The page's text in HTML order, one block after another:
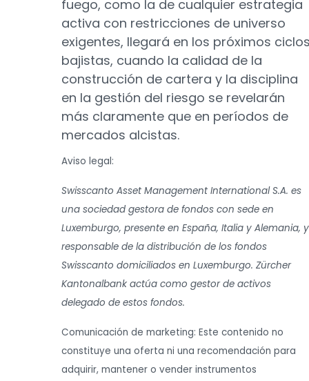
fuego, como la de cualquier estrategia
activa con restricciones de universo
exigentes, llegará en los próximos
bajistas, cuando la calidad de la
construcción de cartera y la disciplina
en la gestión del riesgo se revelarán
más claramente que en períodos de
mercados alcistas.
Aviso legal:
Swisscanto Asset Management International S.A. es
una sociedad gestora de fondos con sede en
Luxemburgo, presente en España, Italia y Alemania, y
responsable de la distribución de los fondos
Swisscanto domiciliados en Luxemburgo. Zürcher
Kantonalbank actúa como gestor de activos
delegado de estos fondos.
Comunicación de marketing: Este contenido no
constituye una oferta ni una recomendación para
adquirir, mantener o vender instrumentos